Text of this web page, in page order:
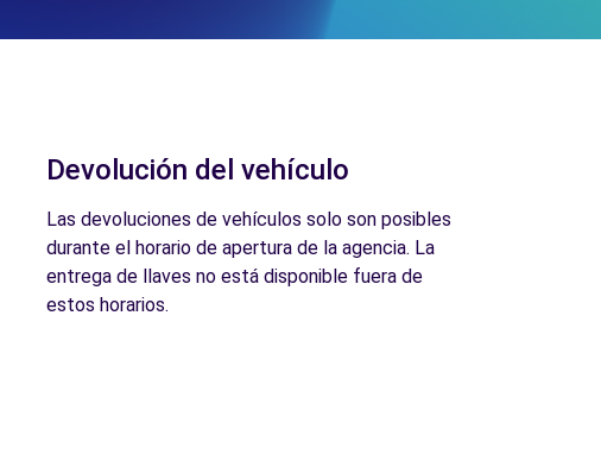
Devolución del vehículo
Las devoluciones de vehículos solo son posibles
durante el horario de apertura de la agencia. La
entrega de llaves no está disponible fuera de
estos horarios.